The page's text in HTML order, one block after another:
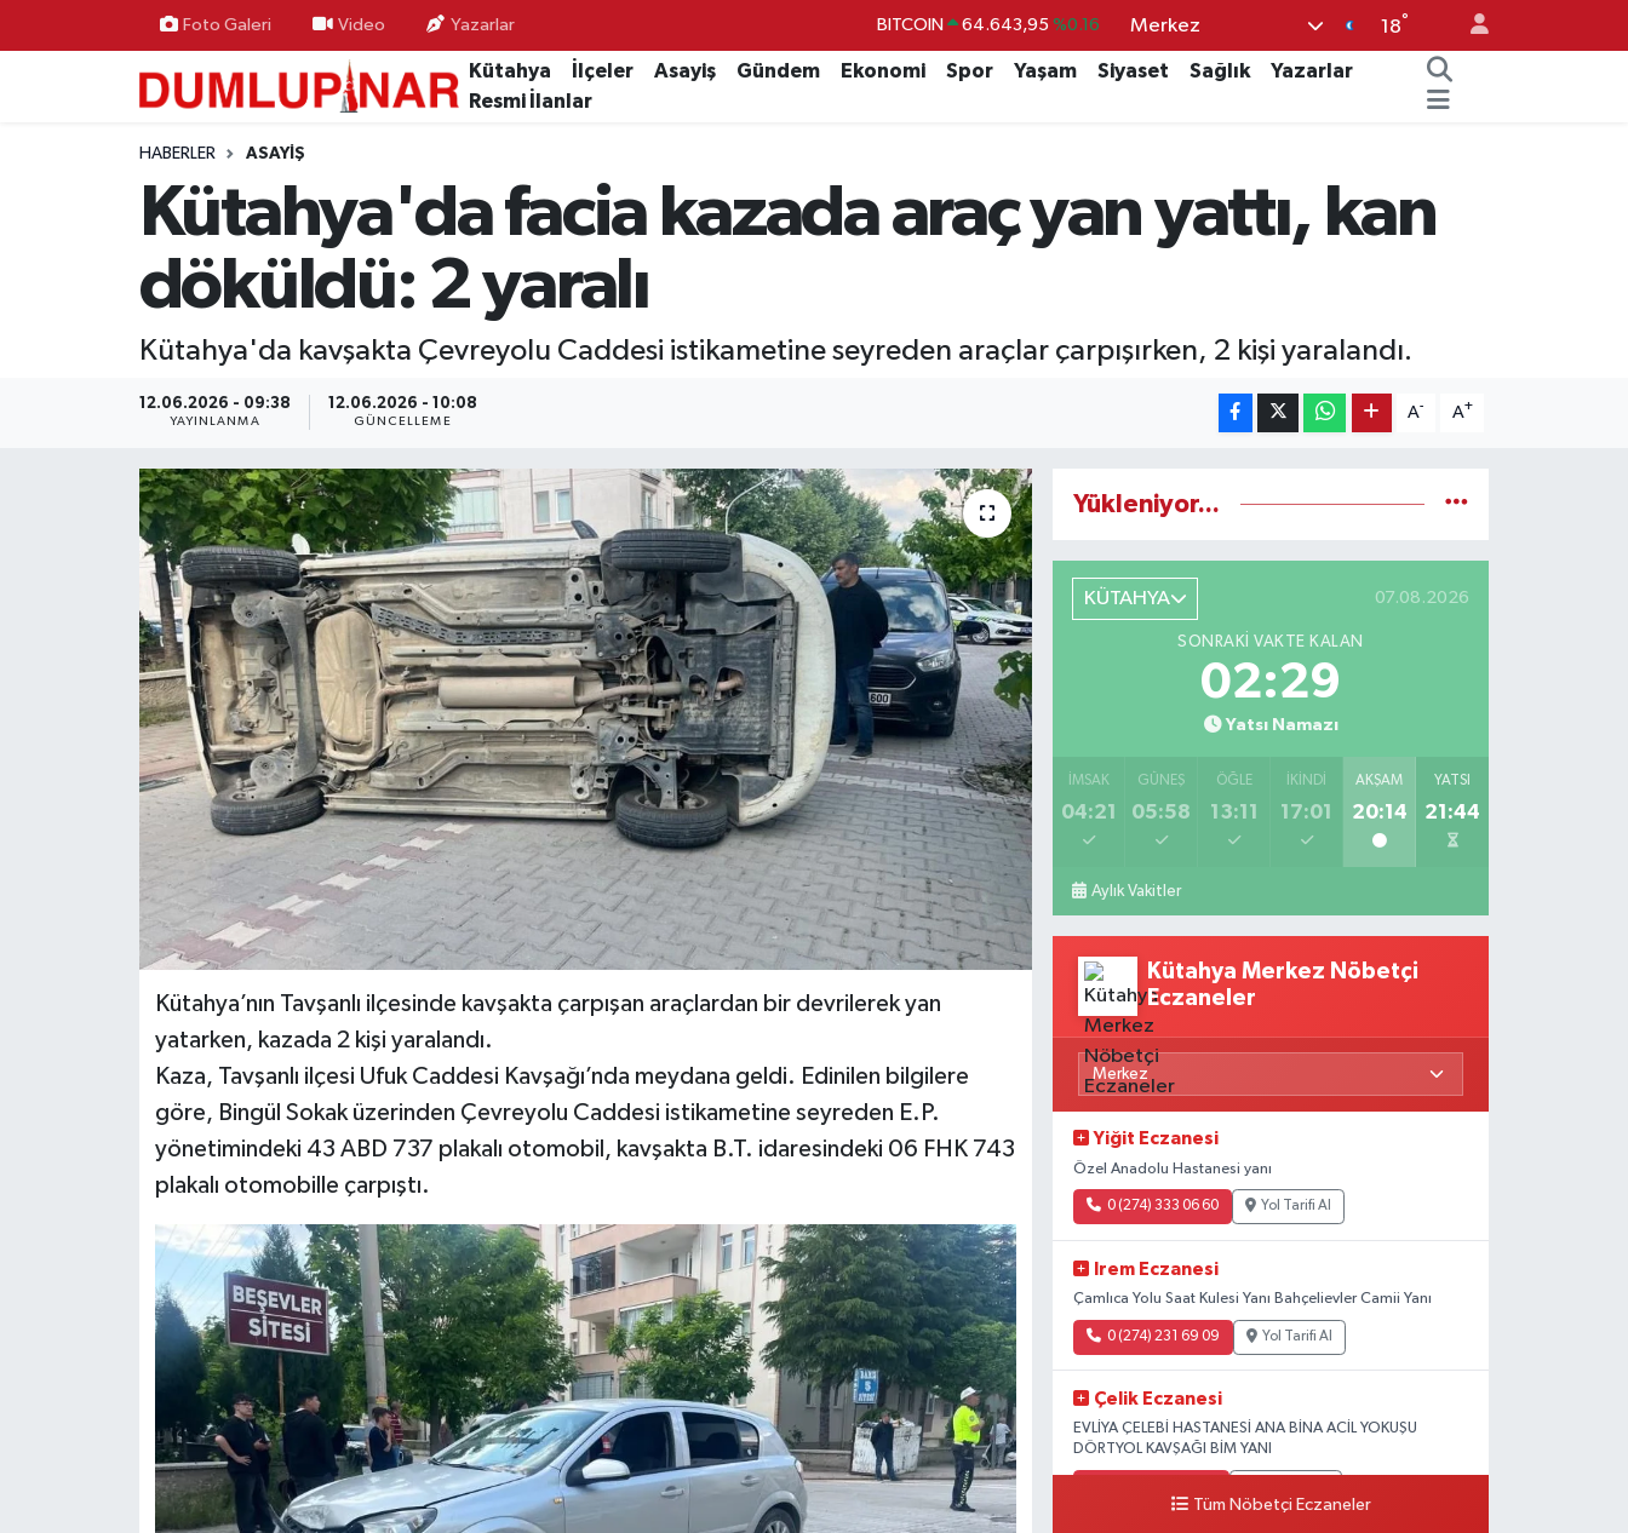
Foto Galeri Video Yazarlar DOLAR 47,6704 %0
EURO 55,0406 %-0.08
BİST100 13.799 %70
64.643,95 %0.16
Merkez 18°
Kütahya İlçeler Asayiş Gündem Ekonomi Spor Yaşam Siyaset Sağlık
Yazarlar
Resmi İlanlar
HABERLER ASAYIŞ
Kütahya'da facia kazada araç yan yattı, kan
döküldü: 2 yaralı
Kütahya'da kavşakta Çevreyolu Caddesi istikametine seyreden araçlar çarpışırken, 2 kişi yaralandı.
12.06.2026 - 09:38
YAYINLANMA
12.06.2026 - 10:08
GÜNCELLEME
A- A+
Kütahya’nın Tavşanlı ilçesinde kavşakta çarpışan araçlardan bir devrilerek yan
yatarken, kazada 2 kişi yaralandı.
Kaza, Tavşanlı ilçesi Ufuk Caddesi Kavşağı’nda meydana geldi. Edinilen bilgilere
göre, Bingül Sokak üzerinden Çevreyolu Caddesi istikametine seyreden E.P.
yönetimindeki 43 ABD 737 plakalı otomobil, kavşakta B.T. idaresindeki 06 FHK 743
plakalı otomobille çarpıştı.
Yükleniyor...
KÜTAHYA 07.08.2026
SONRAKI VAKTE KALAN
02:27
Yatsı Namazı
İMSAK
04:21
GÜNEŞ
05:58
ÖĞLE
13:11
İKINDI
17:01
AKŞAM
20:14
YATSI
21:44
Aylık Vakitler
Kütahya Merkez Nöbetçi
Eczaneler
Yiğit Eczanesi
Özel Anadolu Hastanesi yanı
0 (274) 333 06 60 Yol Tarifi Al
Irem Eczanesi
Çamlıca Yolu Saat Kulesi Yanı Bahçelievler Camii Yanı
0 (274) 231 69 09 Yol Tarifi Al
Çelik Eczanesi
EVLİYA ÇELEBİ HASTANESİ ANA BİNA ACİL YOKUŞU
DÖRTYOL KAVŞAĞI BİM YANI
Tüm Nöbetçi Eczaneler
Ekonomi
Eleman
Gündem
Haber İlanlar
Kültür-Sanat
Magazin
Teknoloji
Vefat Haberleri
Kütahya Hava Durumu
Kütahya Trafik Yoğunluk Haritası
Süper Lig Puan Durumu ve Fikstür
Tüm Manşetler
Son Dakika Haberleri
Haber Arşivi